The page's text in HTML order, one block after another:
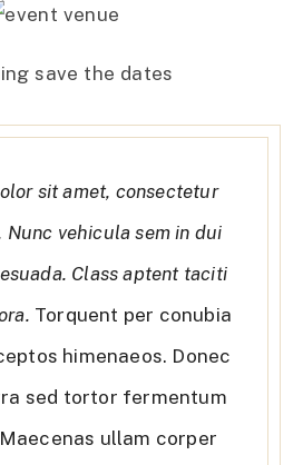
sit amet, consectetur
vehicula sem in dui
Class aptent taciti
Torquent per conubia
himenaeos. Donec
sed tortor fermentum
ullam corper